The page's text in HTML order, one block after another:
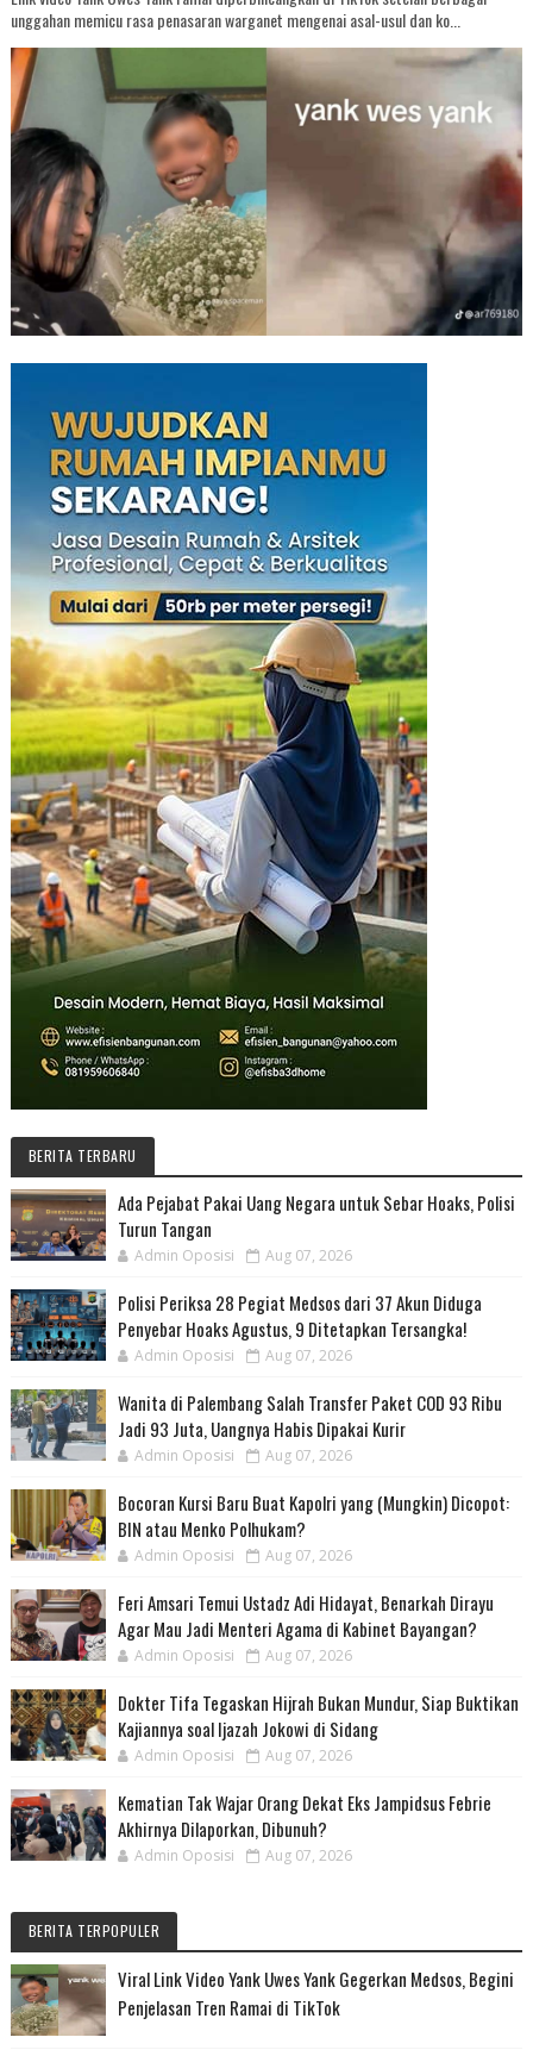
unggahan memicu rasa penasaran warganet mengenai asal-usul dan ko...
BERITA TERBARU
Ada Pejabat Pakai Uang Negara untuk Sebar Hoaks, Polisi
Turun Tangan
Admin Oposisi Aug 07, 2026
Polisi Periksa 28 Pegiat Medsos dari 37 Akun Diduga
Penyebar Hoaks Agustus, 9 Ditetapkan Tersangka!
Admin Oposisi Aug 07, 2026
Wanita di Palembang Salah Transfer Paket COD 93 Ribu
Jadi 93 Juta, Uangnya Habis Dipakai Kurir
Admin Oposisi Aug 07, 2026
Bocoran Kursi Baru Buat Kapolri yang (Mungkin) Dicopot:
BIN atau Menko Polhukam?
Admin Oposisi Aug 07, 2026
Feri Amsari Temui Ustadz Adi Hidayat, Benarkah Dirayu
Agar Mau Jadi Menteri Agama di Kabinet Bayangan?
Admin Oposisi Aug 07, 2026
Dokter Tifa Tegaskan Hijrah Bukan Mundur, Siap Buktikan
Kajiannya soal Ijazah Jokowi di Sidang
Admin Oposisi Aug 07, 2026
Kematian Tak Wajar Orang Dekat Eks Jampidsus Febrie
Akhirnya Dilaporkan, Dibunuh?
Admin Oposisi Aug 07, 2026
BERITA TERPOPULER
Viral Link Video Yank Uwes Yank Gegerkan Medsos, Begini
Penjelasan Tren Ramai di TikTok